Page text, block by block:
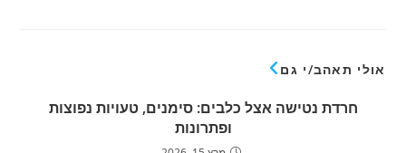
אולי תאהב/י גם
חרדת נטישה אצל כלבים: סימנים, טעויות נפוצות
ופתרונות